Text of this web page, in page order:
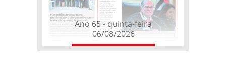
Ano 65 - quinta-feira
06/08/2026